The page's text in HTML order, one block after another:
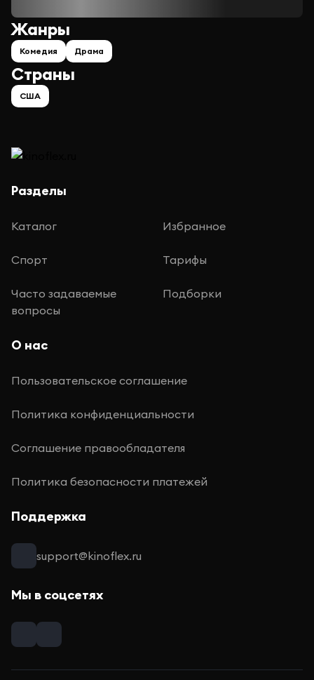
Страны
США
Жанры
Комедия Драма
Разделы
Каталог Избранное
Спорт Тарифы
Часто задаваемые
вопросы
Подборки
О нас
Пользовательское соглашение
Политика конфиденциальности
Соглашение правообладателя
Политика безопасности платежей
Поддержка
support@kinoflex.ru
Мы в соцсетях